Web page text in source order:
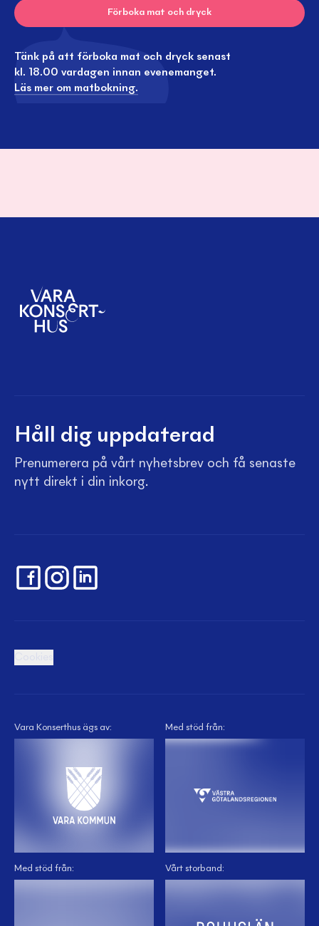
Förboka mat och dryck
Tänk på att förboka mat och dryck senast
kl. 18.00 vardagen innan evenemanget.
Läs mer om matbokning.
Håll dig uppdaterad
Prenumerera på vårt nyhetsbrev och få senaste
nytt direkt i din inkorg.
Vara Konserthus ägs av: Med stöd från:
Med stöd från: Vårt storband: